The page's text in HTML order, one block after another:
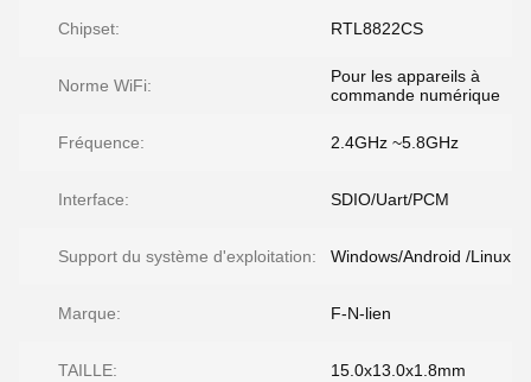
Chipset: RTL8822CS
Norme WiFi:
Pour les appareils à
commande numérique
Fréquence: 2.4GHz ~5.8GHz
Interface: SDIO/Uart/PCM
Support du système d'exploitation: Windows/Android /Linux
Marque: F-N-lien
TAILLE: 15.0x13.0x1.8mm